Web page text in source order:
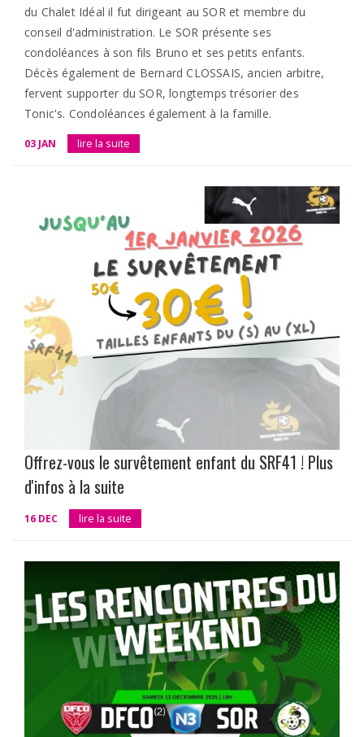
du Chalet Idéal il fut dirigeant au SOR et membre du
conseil d'administration. Le SOR présente ses
condoléances à son fils Bruno et ses petits enfants.
Décès également de Bernard CLOSSAIS, ancien arbitre,
fervent supporter du SOR, longtemps trésorier des
Tonic's. Condoléances également à la famille.
03 JAN lire la suite
Offrez-vous le survêtement enfant du SRF41 ! Plus
d'infos à la suite
16 DEC lire la suite